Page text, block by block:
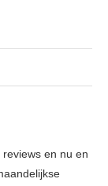
en nu en